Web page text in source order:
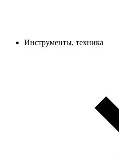
Инструменты, техника